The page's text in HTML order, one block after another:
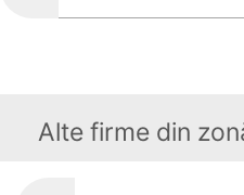
Alte firme din